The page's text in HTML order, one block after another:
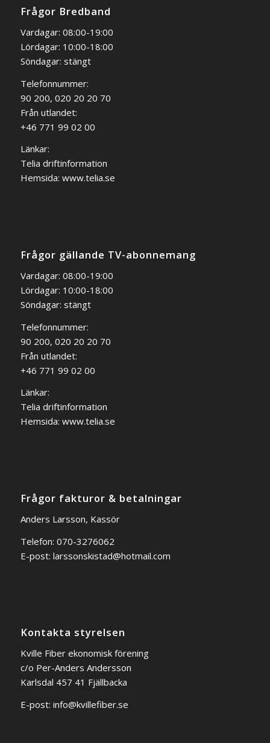
Frågor Bredband
Vardagar: 08:00-19:00
Lördagar: 10:00-18:00
Söndagar: stängt
Telefonnummer:
90 200, 020 20 20 70
Från utlandet:
+46 771 99 02 00
Länkar:
Telia driftinformation
Hemsida: www.telia.se
Frågor gällande TV-abonnemang
Vardagar: 08:00-19:00
Lördagar: 10:00-18:00
Söndagar: stängt
Telefonnummer:
90 200, 020 20 20 70
Från utlandet:
+46 771 99 02 00
Länkar:
Telia driftinformation
Hemsida: www.telia.se
Frågor fakturor & betalningar
Anders Larsson, Kassör
Telefon: 070-3276062
E-post: larssonskistad@hotmail.com
Kontakta styrelsen
Kville Fiber ekonomisk förening
c/o Per-Anders Andersson
Karlsdal 457 41 Fjällbacka
E-post: info@kvillefiber.se